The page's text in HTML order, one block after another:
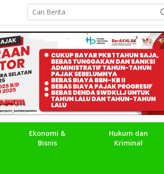
Ekonomi &
Bisnis
Hukum dan
Kriminal